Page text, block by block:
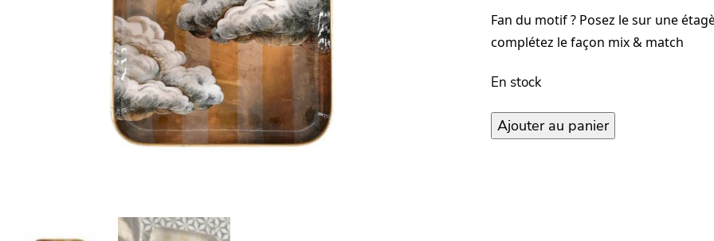
Fan du motif ? Posez le sur une
complétez le façon mix & match
En stock
quantité
de
Ajouter au panier